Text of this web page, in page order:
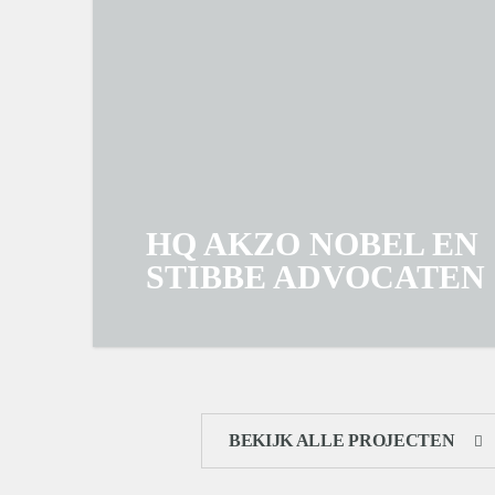
HQ AKZO NOBEL EN
STIBBE ADVOCATEN
BEKIJK ALLE PROJECTEN